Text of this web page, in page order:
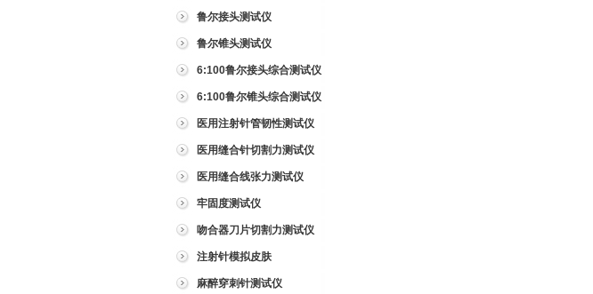
鲁尔接头测试仪
鲁尔锥头测试仪
6:100鲁尔接头综合测试仪
6:100鲁尔锥头综合测试仪
医用注射针管韧性测试仪
医用缝合针切割力测试仪
医用缝合线张力测试仪
牢固度测试仪
吻合器刀片切割力测试仪
注射针模拟皮肤
麻醉穿刺针测试仪